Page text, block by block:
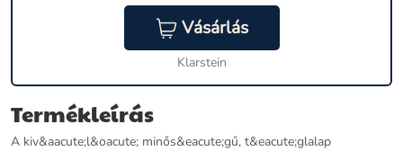
Vásárlás
Klarstein
Termékleírás
A kiv&aacute;l&oacute; minős&eacute;gű, t&eacute;glalap